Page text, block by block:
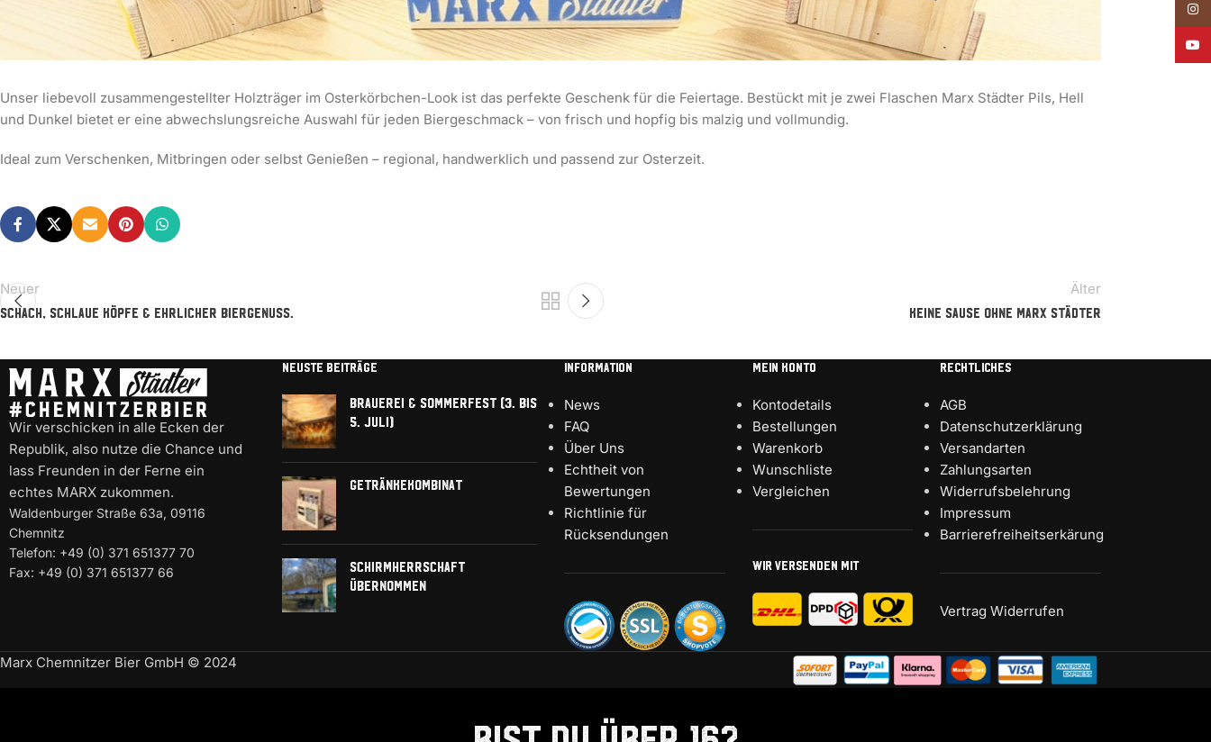
Unser liebevoll zusammengestellter Holzträger im Osterkörbchen-Look ist das perfekte Geschenk für die Feiertage. Bestückt mit je zwei Flaschen Marx Städter Pils, Hell
und Dunkel bietet er eine abwechslungsreiche Auswahl für jeden Biergeschmack – von frisch und hopfig bis malzig und vollmundig.
Ideal zum Verschenken, Mitbringen oder selbst Genießen – regional, handwerklich und passend zur Osterzeit.
Neuer
Schach, schlaue Köpfe & ehrlicher Biergenuss.
Älter
Keine Sause ohne Marx Städter
Wir verschicken in alle Ecken der
Republik, also nutze die Chance und
lass Freunden in der Ferne ein
echtes MARX zukommen.
Waldenburger Straße 63a, 09116
Chemnitz
Telefon: +49 (0) 371 651377 70
Fax: +49 (0) 371 651377 66
NEUSTE BEITRÄGE
Brauerei & Sommerfest (3. bis
5. Juli)
Getränkekombinat
Schirmherrschaft
übernommen
INFORMATION
News
FAQ
Über Uns
Echtheit von
Bewertungen
Richtlinie für
Rücksendungen
MEIN KONTO
Kontodetails
Bestellungen
Warenkorb
Wunschliste
Vergleichen
WIR VERSENDEN MIT
RECHTLICHES
AGB
Datenschutzerklärung
Versandarten
Zahlungsarten
Widerrufsbelehrung
Impressum
Barrierefreiheitserkärung
Vertrag Widerrufen
Marx Chemnitzer Bier GmbH © 2024